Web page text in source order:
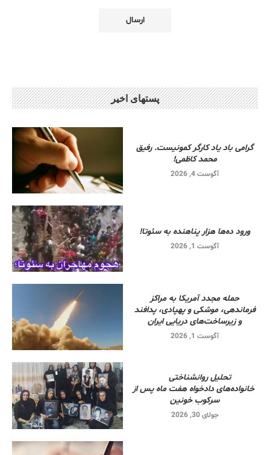
پستهای اخیر
گرامی باد یاد کارگر کمونیست. رفیق
محمد کاظمی!
آگوست 4, 2026
ورود ده‌ها هزار پناهنده به سئوتا!
آگوست 1, 2026
حمله مجدد آمریکا به مراکز
فرماندهی، موشکی و پهپادی، پدافند
و زیرساخت‌های دریایی ایران
آگوست 1, 2026
تحلیل روانشناختی
خانواده‌های دادخواه هفت ماه پس از
سرکوب خونین
جولای 30, 2026